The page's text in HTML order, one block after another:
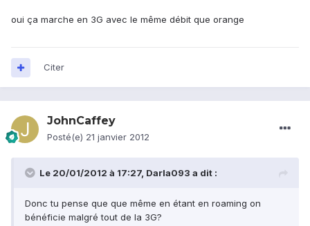
oui ça marche en 3G avec le même débit que orange
Citer
JohnCaffey
Posté(e) 21 janvier 2012
Le 20/01/2012 à 17:27, Darla093 a dit :
Donc tu pense que que même en étant en roaming on
bénéficie malgré tout de la 3G?